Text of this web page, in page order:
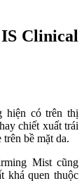
Clinical
hiện có trên thị
chiết xuất trái
bề mặt da.
Mist cũng
khá quen thuộc